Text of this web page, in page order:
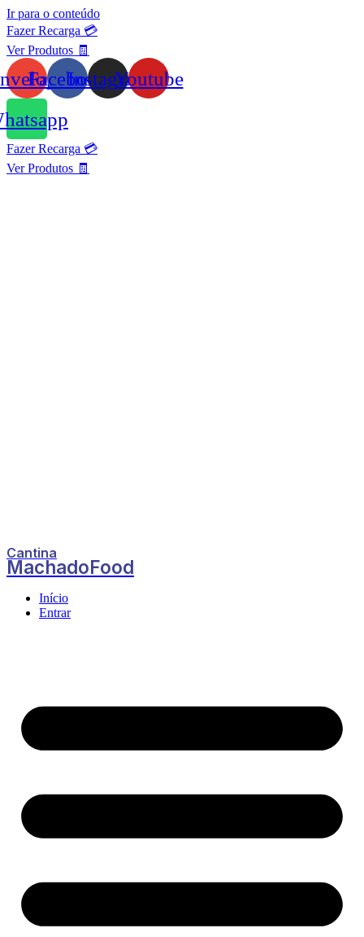
Ir para o conteúdo
Fazer Recarga 💳
Ver Produtos 🧾
FacebookInstagramYoutube
Fazer Recarga 💳
Ver Produtos 🧾
Cantina
MachadoFood
Início
Entrar